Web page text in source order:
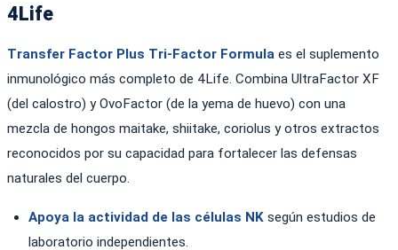
4Life
Transfer Factor Plus Tri-Factor Formula es el suplemento
inmunológico más completo de 4Life. Combina UltraFactor XF
(del calostro) y OvoFactor (de la yema de huevo) con una
mezcla de hongos maitake, shiitake, coriolus y otros extractos
reconocidos por su capacidad para fortalecer las defensas
naturales del cuerpo.
Apoya la actividad de las células NK según estudios de
laboratorio independientes.